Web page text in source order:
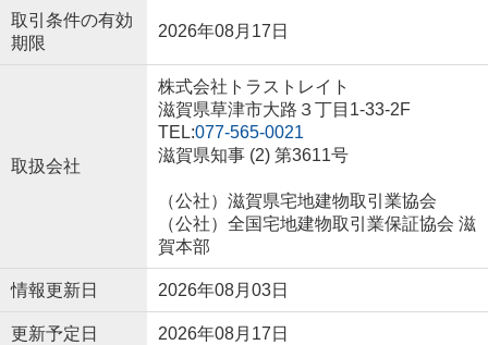
取引条件の有効
期限
2026年08月17日
取扱会社
株式会社トラストレイト
滋賀県草津市大路３丁目1-33-2F
TEL:077-565-0021
滋賀県知事 (2) 第3611号
（公社）滋賀県宅地建物取引業協会
（公社）全国宅地建物取引業保証協会 滋
賀本部
情報更新日 2026年08月03日
更新予定日 2026年08月17日